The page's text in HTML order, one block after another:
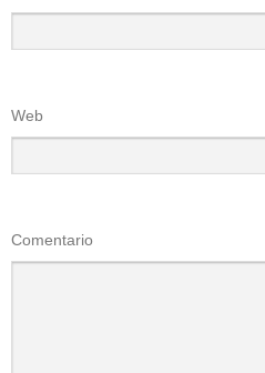
Web
Comentario